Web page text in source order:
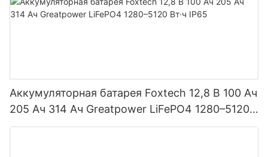
Аккумуляторная батарея Foxtech 12,8 В 100 Ач
205 Ач 314 Ач Greatpower LiFePO4 1280–5120
Вт·ч IP65